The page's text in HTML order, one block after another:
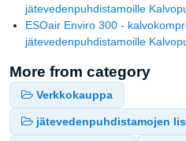
jätevedenpuhdistamoille
ESOair Enviro 300 -
jätevedenpuhdistamoille
More from category
Verkkokauppa
jätevedenpuhdistamojen